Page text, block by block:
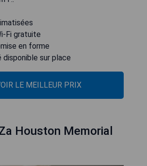
Fi gratuite
en forme
disponible sur place
LE MEILLEUR PRIX
Houston Memorial